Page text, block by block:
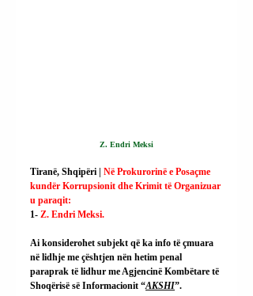
Z. Endri Meksi
Tiranë, Shqipëri | Në Prokurorinë e Posaçme
kundër Korrupsionit dhe Krimit të Organizuar
u paraqit:
1- Z. Endri Meksi.
Ai konsiderohet subjekt që ka info të çmuara
në lidhje me çështjen nën hetim penal
paraprak të lidhur me Agjencinë Kombëtare të
Shoqërisë së Informacionit “AKSHI”.